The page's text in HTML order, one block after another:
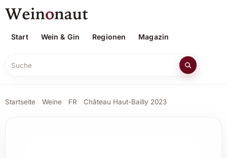
Start Wein & Gin Regionen Magazin
Suche
Startseite Weine FR Château Haut-Bailly 2023